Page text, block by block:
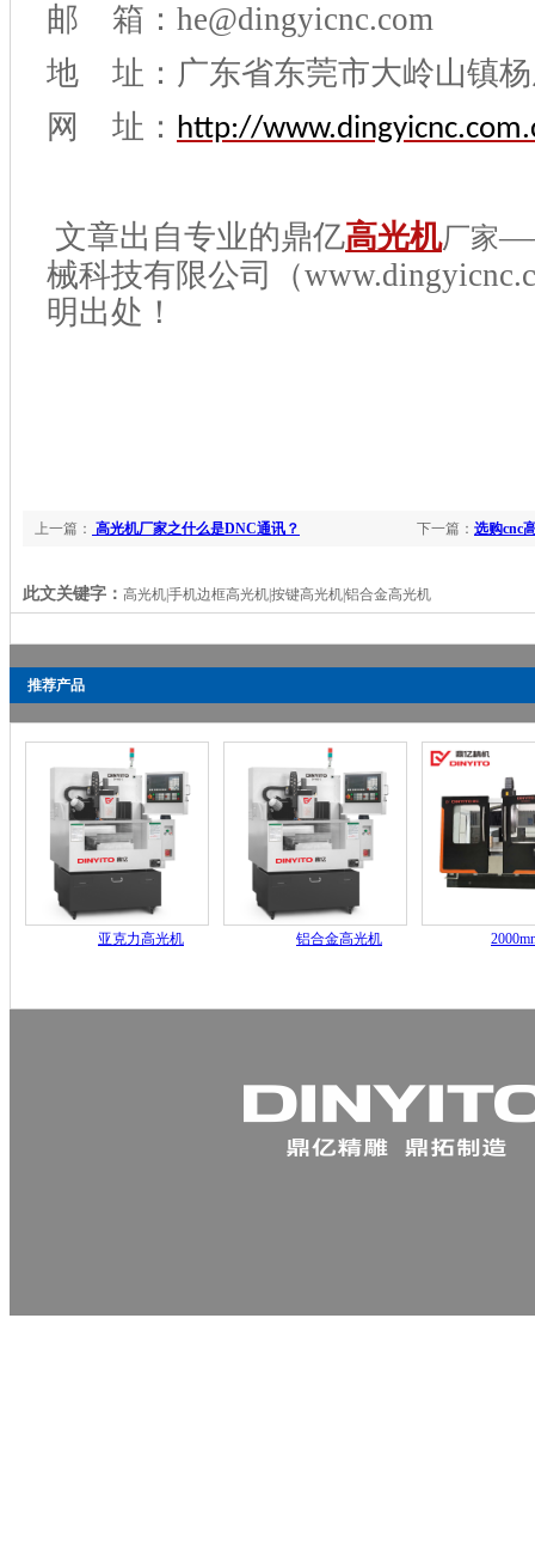
邮 箱：he@dingyicnc.com
地 址：广东省东莞市大岭山镇
网 址： http://
文章出自专业的鼎亿高光机厂家
械科技有限公司（
明出处！
下一篇： 选购cnc
上一篇： 高光机厂家之什么是DNC通讯？
此文关键字： 高光机|手机边框高光机|按键高光机|铝合金高光机
推荐产品
亚克力高光机 铝合金高光机